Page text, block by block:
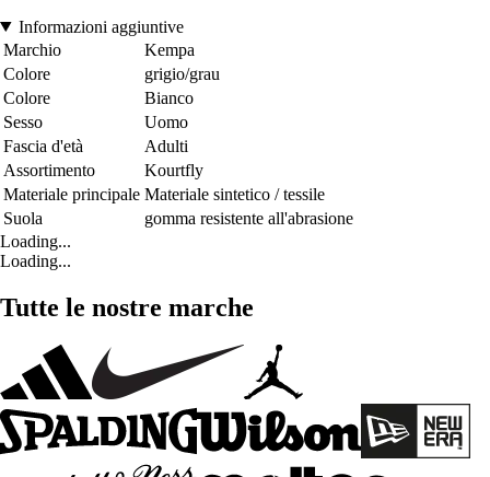
Informazioni aggiuntive
Marchio
Kempa
Colore
grigio/grau
Colore
Bianco
Sesso
Uomo
Fascia d'età
Adulti
Assortimento
Kourtfly
Materiale principale Materiale sintetico / tessile
Suola
gomma resistente all'abrasione
Loading...
Loading...
Tutte le nostre marche